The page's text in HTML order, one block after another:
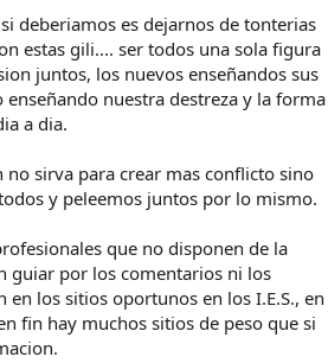
deberiamos es dejarnos de tonterias
estas gili.... ser todos una sola figura
juntos, los nuevos enseñandos sus
nuestra destreza y la forma
a dia.
no sirva para crear mas conflicto sino
y peleemos juntos por lo mismo.
que no disponen de la
guiar por los comentarios ni los
los sitios oportunos en los I.E.S., en
fin hay muchos sitios de peso que si